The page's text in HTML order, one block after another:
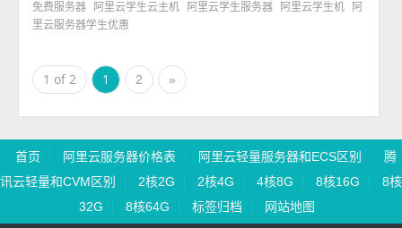
免费服务器
阿里云学生云主机 阿里云学生服务器 阿里云学生机
阿
里云服务器学生优惠
1 of 2 1 2 »
首页 阿里云服务器价格表 阿里云轻量服务器和ECS区别
腾
讯云轻量和CVM区别
2核2G 2核4G 4核8G 8核16G
8核
32G
8核64G 标签归档 网站地图